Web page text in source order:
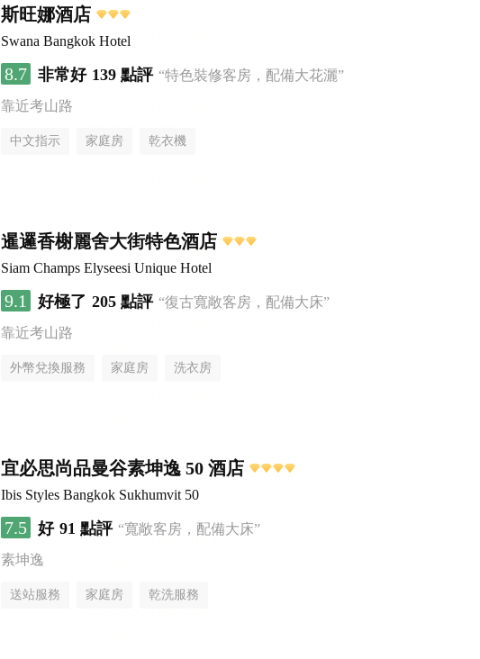
斯旺娜酒店
Swana Bangkok Hotel
8.7 非常好 139 點評 “特色裝修客房，配備大花灑”
靠近考山路
中文指示 家庭房 乾衣機
暹邏香榭麗舍大街特色酒店
Siam Champs Elyseesi Unique Hotel
9.1 好極了 205 點評 “復古寬敞客房，配備大床”
靠近考山路
外幣兌換服務 家庭房 洗衣房
宜必思尚品曼谷素坤逸 50 酒店
Ibis Styles Bangkok Sukhumvit 50
7.5 好 91 點評 “寬敞客房，配備大床”
素坤逸
送站服務 家庭房 乾洗服務